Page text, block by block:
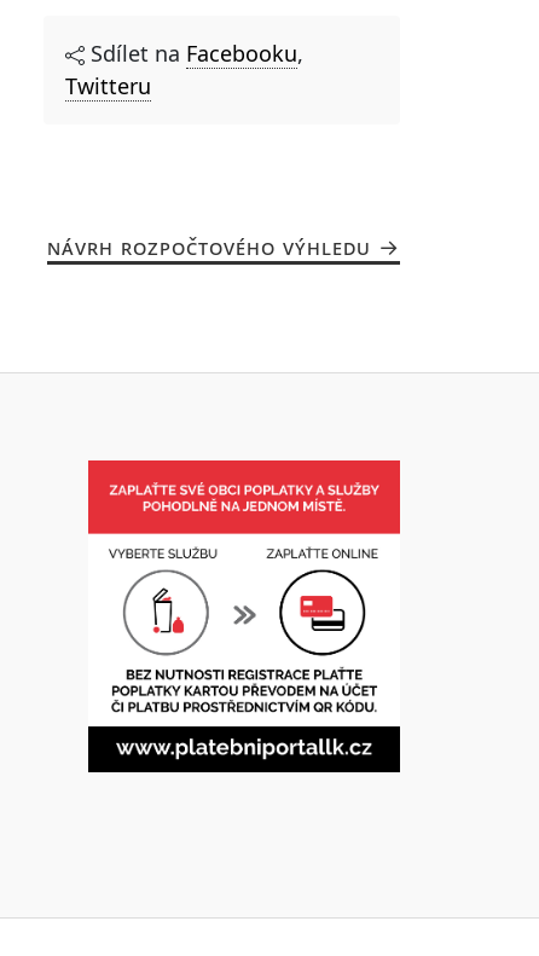
Sdílet na Facebooku,
Twitteru
NÁVRH ROZPOČTOVÉHO VÝHLEDU